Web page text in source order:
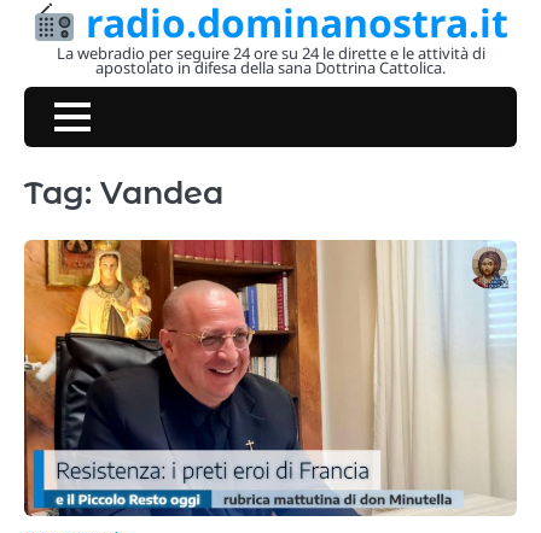
Skip
radio.dominanostra.it
La webradio per seguire 24 ore su 24 le dirette e le attività di
apostolato in difesa della sana Dottrina Cattolica.
Tag: Vandea